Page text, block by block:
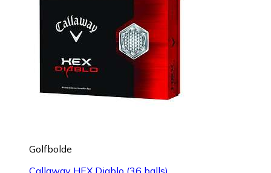
Golfbolde
Callaway HEX Diablo (36 balls)